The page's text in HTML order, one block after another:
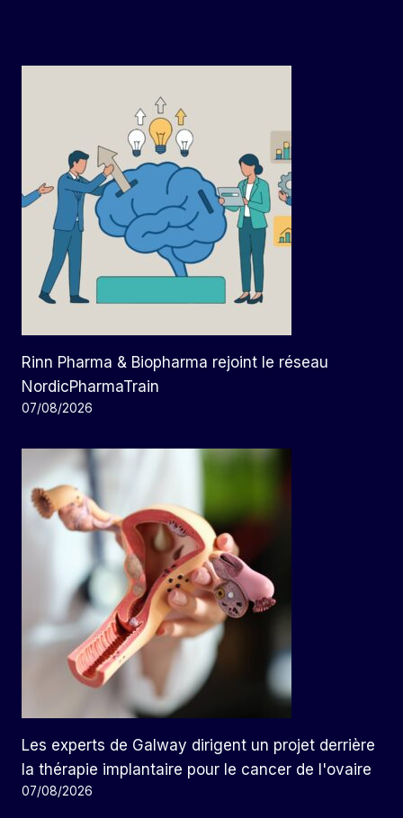
Rinn Pharma & Biopharma rejoint le réseau
NordicPharmaTrain
07/08/2026
Les experts de Galway dirigent un projet derrière
la thérapie implantaire pour le cancer de l'ovaire
07/08/2026